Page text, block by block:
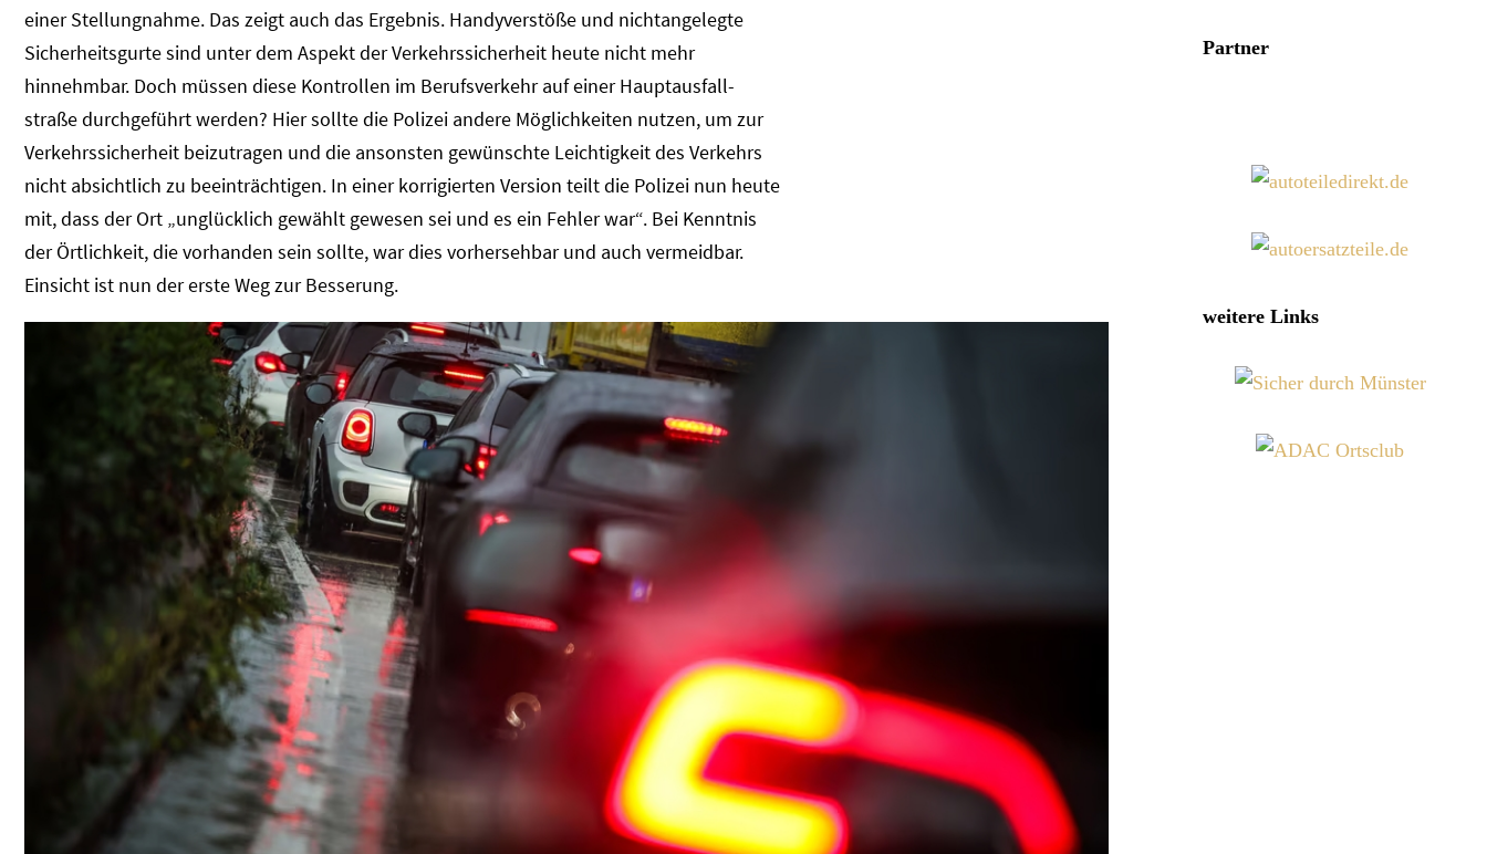
einer Stellungnahme. Das zeigt auch das Ergebnis. Handyverstöße und nichtangelegte
Sicherheitsgurte sind unter dem Aspekt der Verkehrssicherheit heute nicht mehr
hinnehmbar. Doch müssen diese Kontrollen im Berufsverkehr auf einer Hauptausfall-
straße durchgeführt werden? Hier sollte die Polizei andere Möglichkeiten nutzen, um zur
Verkehrssicherheit beizutragen und die ansonsten gewünschte Leichtigkeit des Verkehrs
nicht absichtlich zu beeinträchtigen. In einer korrigierten Version teilt die Polizei nun heute
mit, dass der Ort „unglücklich gewählt gewesen sei und es ein Fehler war“. Bei Kenntnis
der Örtlichkeit, die vorhanden sein sollte, war dies vorhersehbar und auch vermeidbar.
Einsicht ist nun der erste Weg zur Besserung.
Partner
weitere Links